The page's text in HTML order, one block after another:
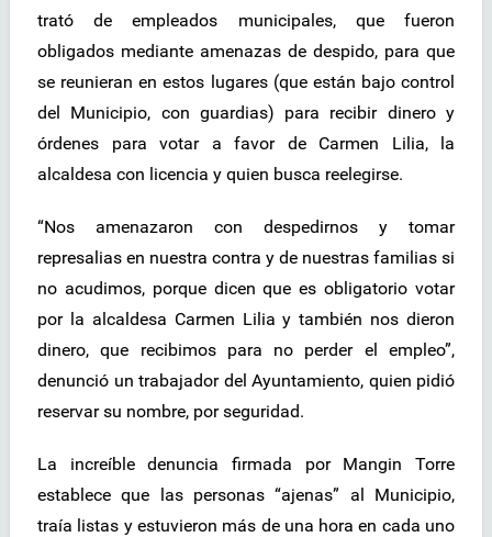
trató de empleados municipales, que fueron
obligados mediante amenazas de despido, para que
se reunieran en estos lugares (que están bajo control
del Municipio, con guardias) para recibir dinero y
órdenes para votar a favor de Carmen Lilia, la
alcaldesa con licencia y quien busca reelegirse.
“Nos amenazaron con despedirnos y tomar
represalias en nuestra contra y de nuestras familias si
no acudimos, porque dicen que es obligatorio votar
por la alcaldesa Carmen Lilia y también nos dieron
dinero, que recibimos para no perder el empleo”,
denunció un trabajador del Ayuntamiento, quien pidió
reservar su nombre, por seguridad.
La increíble denuncia firmada por Mangin Torre
establece que las personas “ajenas” al Municipio,
traía listas y estuvieron más de una hora en cada uno